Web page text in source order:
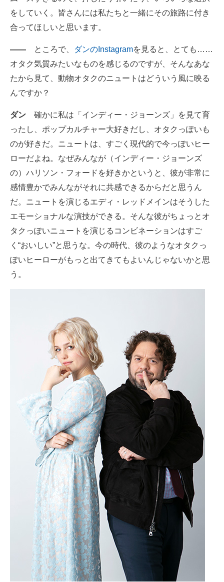
をしていく。皆さんには私たちと一緒にその旅路に付き
合ってほしいと思います。
―― ところで、 ダンのInstagramを見ると、とても……
オタク気質みたいなものを感じるのですが、そんなあな
たから見て、動物オタクのニュートはどういう風に映る
んですか？
ダン 確かに私は「インディー・ジョーンズ」を見て育
ったし、ポップカルチャー大好きだし、オタクっぽいも
のが好きだ。ニュートは、すごく現代的で今っぽいヒー
ローだよね。なぜみんなが（インディー・ジョーンズ
の）ハリソン・フォードを好きかというと、彼が非常に
感情豊かでみんながそれに共感できるからだと思うん
だ。ニュートを演じるエディ・レッドメインはそうした
エモーショナルな演技ができる。そんな彼がちょっとオ
タクっぽいニュートを演じるコンビネーションはすご
く“おいしい”と思うな。今の時代、彼のようなオタクっ
ぽいヒーローがもっと出てきてもよいんじゃないかと思
う。